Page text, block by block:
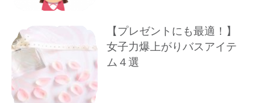
【プレゼントにも最適！】
女子力爆上がりバスアイテ
ム４選